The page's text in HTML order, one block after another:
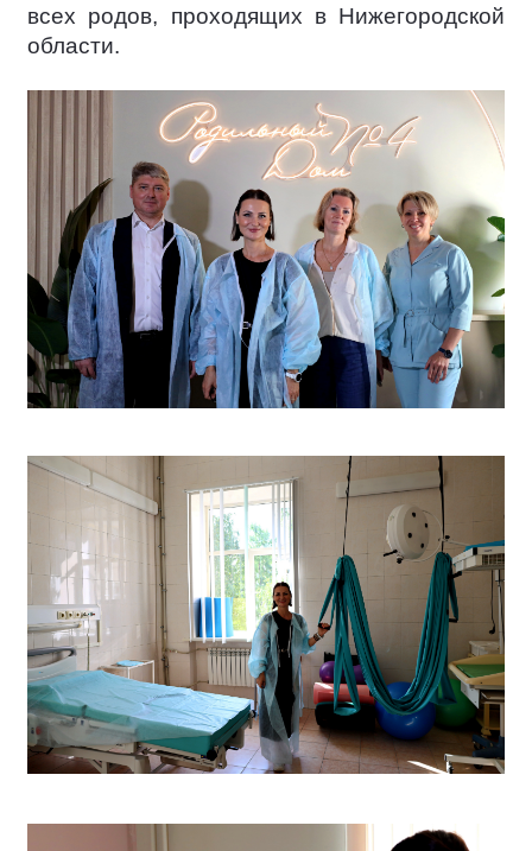
всех родов, проходящих в Нижегородской
области.